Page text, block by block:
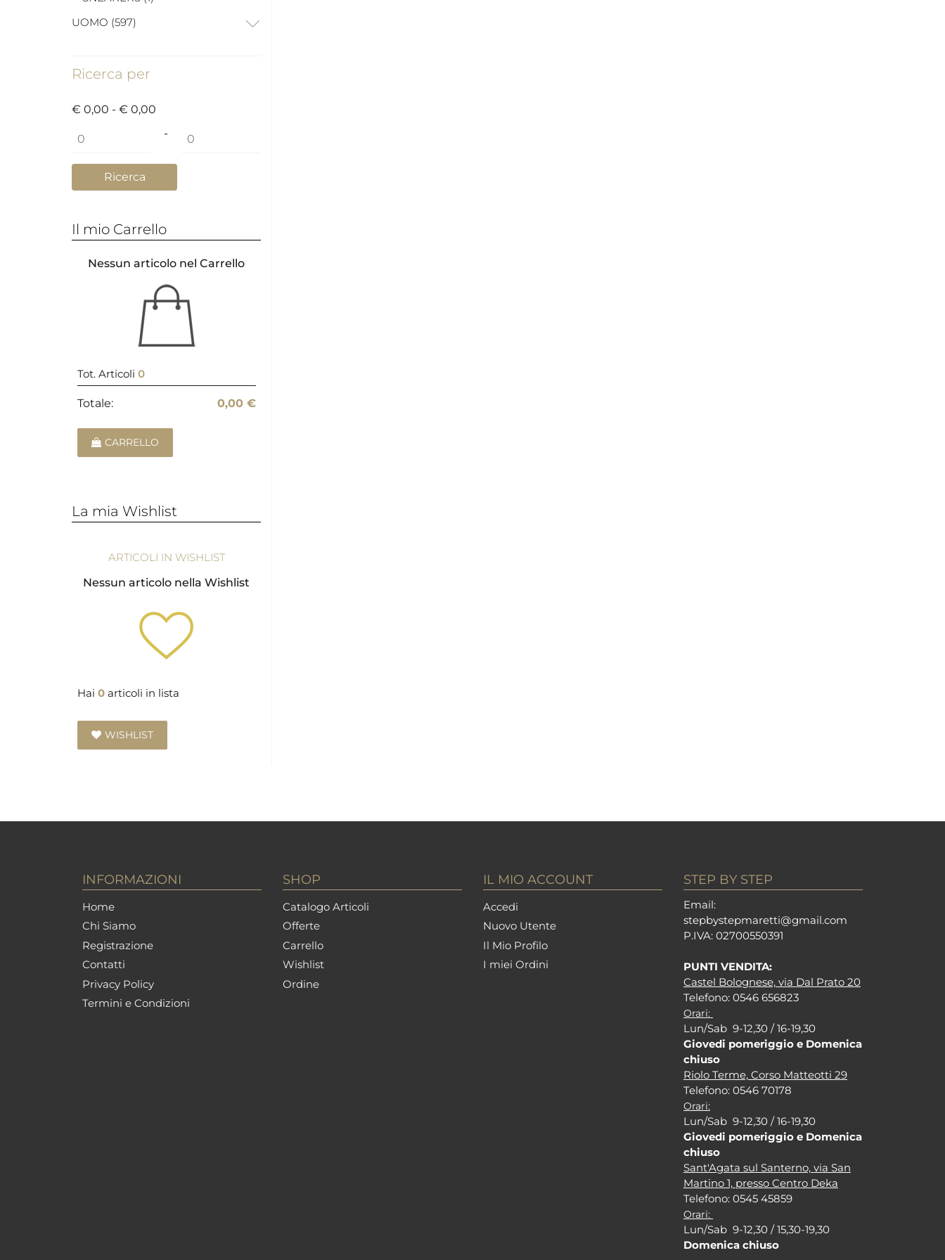
UOMO (597)
Ricerca per
€ 0,00 - € 0,00
Prezzo minimo
- Prezzo massimo
Il mio Carrello
Nessun articolo nel Carrello
Tot. Articoli 0
Totale: 0,00 €
CARRELLO
La mia Wishlist
ARTICOLI IN WISHLIST
Nessun articolo nella Wishlist
Hai 0 articoli in lista
WISHLIST
INFORMAZIONI
Home
Chi Siamo
Registrazione
Contatti
Privacy Policy
Termini e Condizioni
SHOP
Catalogo Articoli
Offerte
Carrello
Wishlist
Ordine
IL MIO ACCOUNT
Accedi
Nuovo Utente
Il Mio Profilo
I miei Ordini
STEP BY STEP
Email:
stepbystepmaretti@gmail.com
P.IVA: 02700550391
PUNTI VENDITA:
Castel Bolognese, via Dal Prato 20
Telefono: 0546 656823
Orari:
Lun/Sab 9-12,30 / 16-19,30
Giovedi pomeriggio e Domenica
chiuso
Riolo Terme, Corso Matteotti 29
Telefono: 0546 70178
Orari:
Lun/Sab 9-12,30 / 16-19,30
Giovedi pomeriggio e Domenica
chiuso
Sant'Agata sul Santerno, via San
Martino 1, presso Centro Deka
Telefono: 0545 45859
Orari:
Lun/Sab 9-12,30 / 15,30-19,30
Domenica chiuso